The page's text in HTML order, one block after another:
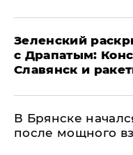
​Зеленский
с Драпатым:
Славянск и
В Брянске
после мощного